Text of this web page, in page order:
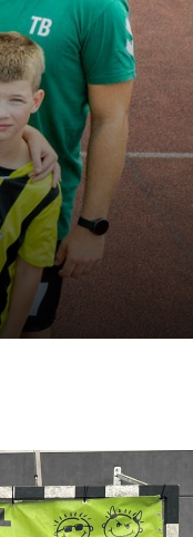
Service